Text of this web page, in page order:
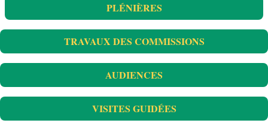
PLÉNIÈRES
TRAVAUX DES COMMISSIONS
AUDIENCES
VISITES GUIDÉES